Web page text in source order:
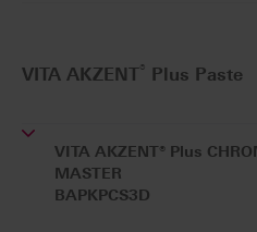
VITA AKZENT® Plus Paste
VITA AKZENT® Plus
MASTER
BAPKPCS3D